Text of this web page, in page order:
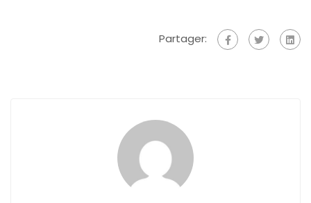
Partager: